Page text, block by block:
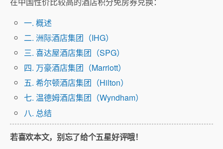
一. 概述
二. 洲际酒店集团（IHG）
三. 喜达屋酒店集团（SPG）
四. 万豪酒店集团（Marriott）
五. 希尔顿酒店集团（Hilton）
七. 温德姆酒店集团（Wyndham）
八. 总结
若喜欢本文，别忘了给个五星好评哦！